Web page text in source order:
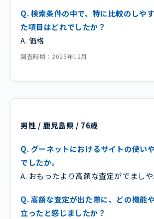
Q. 検索条件の中で、特に比較のしや
た項目はどれでしたか？
A. 価格
調査時期：2025年12月
男性 / 鹿児島県 / 76歳
Q. グーネットにおけるサイトの使い
でしたか。
A. おもったより高額な査定がでましや
Q. 高額な査定が出た際に、どの機能
立ったと感じましたか？